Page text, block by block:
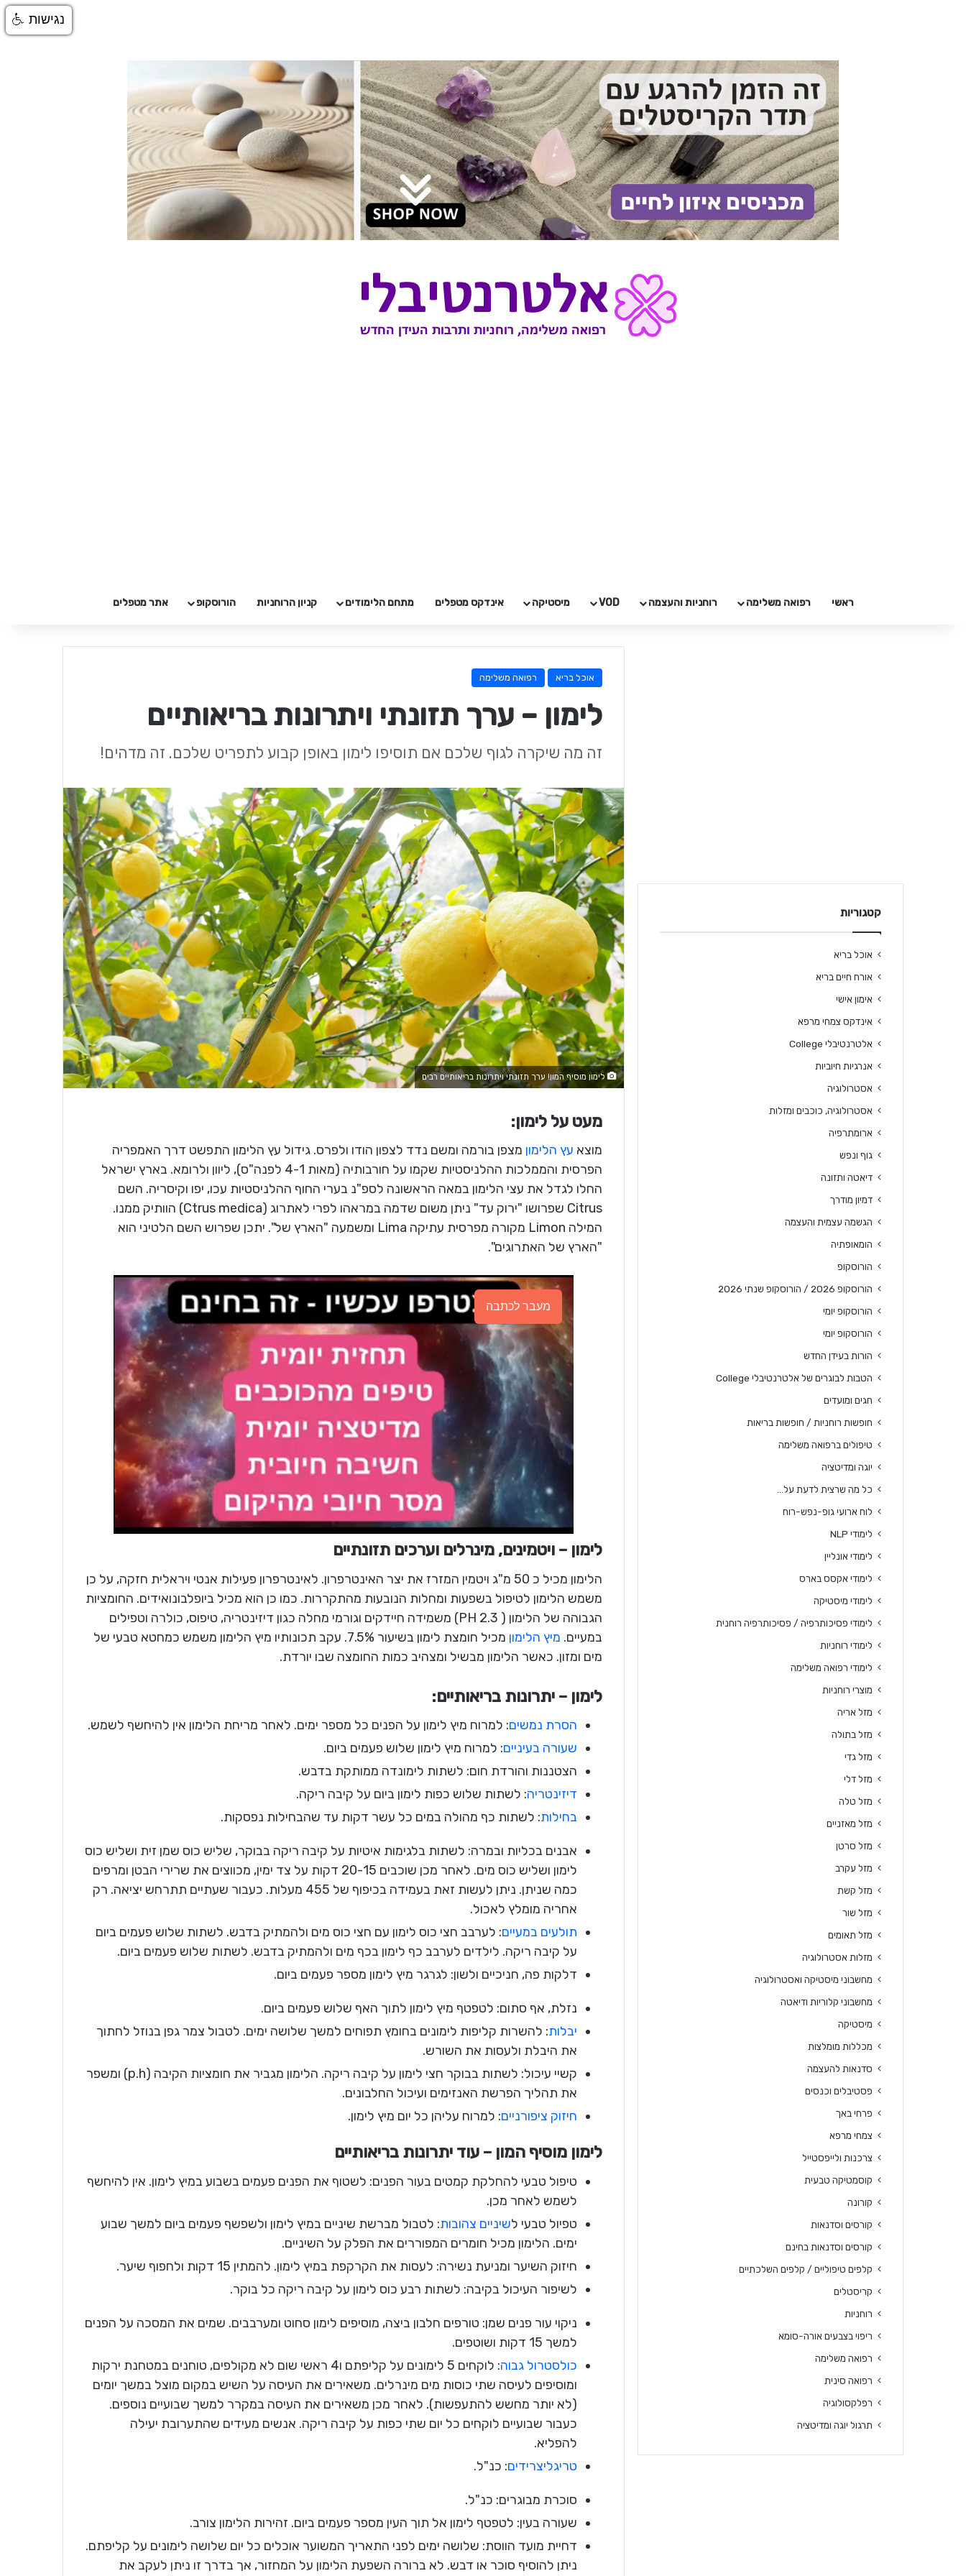
ראשי רפואה משלימה רוחניות והעצמה VOD מיסטיקה אינדקס מטפלים מתחם הלימודים קניון הרוחניות הורוסקופ אתר מטפלים
אוכל בריא רפואה משלימה
לימון – ערך תזונתי ויתרונות בריאותיים
זה מה שיקרה לגוף שלכם אם תוסיפו לימון באופן קבוע לתפריט שלכם. זה מדהים!
לימון מוסיף המון! ערך תזונתי ויתרונות בריאותיים רבים
מעט על לימון:
מוצא עץ הלימון מצפן בורמה ומשם נדד לצפון הודו ולפרס. גידול עץ הלימון התפשט דרך האמפריה
הפרסית והממלכות ההלניסטיות שקמו על חורבותיה (מאות 4-1 לפנה"ס), ליוון ולרומא. בארץ ישראל
החלו לגדל את עצי הלימון במאה הראשונה לספ"נ בערי החוף ההלניסטיות עכו, יפו וקיסריה. השם
Citrus שפרושו "ירוק עד" ניתן משום שדמה במראהו לפרי לאתרוג (Ctrus medica) הוותיק ממנו.
המילה Limon מקורה מפרסית עתיקה Lima ומשמעה "הארץ של". יתכן שפרוש השם הלטיני הוא
"הארץ של האתרוגים".
מעבר לכתבה
לימון – ויטמינים, מינרלים וערכים תזונתיים
הלימון מכיל כ 50 מ"ג ויטמין המזרז את יצר האינטרפרון. לאינטרפרון פעילות אנטי ויראלית חזקה, על כן
משמש הלימון לטיפול בשפעות ומחלות הנובעות מהתקררות. כמו כן הוא מכיל ביופלבונואידים. החומציות
הגבוהה של הלימון ( 2.3 PH) משמידה חיידקים וגורמי מחלה כגון דיזינטריה, טיפוס, כולרה וטפילים
במעיים. מיץ הלימון
מכיל חומצת לימון בשיעור 7.5%. עקב תכונותיו מיץ הלימון משמש כמחטא טבעי של
מים ומזון. כאשר הלימון מבשיל ומצהיב כמות החומצה שבו יורדת.
לימון – יתרונות בריאותיים:
הסרת נמשים: למרוח מיץ לימון על הפנים כל מספר ימים. לאחר מריחת הלימון אין להיחשף לשמש.
שעורה בעיניים: למרוח מיץ לימון שלוש פעמים ביום.
הצטננות והורדת חום: לשתות לימונדה ממותקת בדבש.
דיזינטריה: לשתות שלוש כפות לימון ביום על קיבה ריקה.
בחילות: לשתות כף מהולה במים כל עשר דקות עד שהבחילות נפסקות.
אבנים בכליות ובמרה: לשתות בלגימות איטיות על קיבה ריקה בבוקר, שליש כוס שמן זית ושליש כוס
לימון ושליש כוס מים. לאחר מכן שוכבים 20-15 דקות על צד ימין, מכווצים את שרירי הבטן ומרפים
כמה שניתן. ניתן לעשות זאת בעמידה בכיפוף של 455 מעלות. כעבור שעתיים תתרחש יציאה. רק
אחריה מומלץ לאכול.
תולעים במעיים: לערבב חצי כוס לימון עם חצי כוס מים ולהמתיק בדבש. לשתות שלוש פעמים ביום
על קיבה ריקה. לילדים לערבב כף לימון בכף מים ולהמתיק בדבש. לשתות שלוש פעמים ביום.
דלקות פה, חניכיים ולשון: לגרגר מיץ לימון מספר פעמים ביום.
נזלת, אף סתום: לטפטף מיץ לימון לתוך האף שלוש פעמים ביום.
יבלות: להשרות קליפות לימונים בחומץ תפוחים למשך שלושה ימים. לטבול צמר גפן בנוזל לחתוך
את היבלת ולעסות את השורש.
קשיי עיכול: לשתות בבוקר חצי לימון על קיבה ריקה. הלימון מגביר את חומציות הקיבה (p.h) ומשפר
את תהליך הפרשת האנזימים ועיכול החלבונים.
חיזוק ציפורניים: למרוח עליהן כל יום מיץ לימון.
לימון מוסיף המון – עוד יתרונות בריאותיים
טיפול טבעי להחלקת קמטים בעור הפנים: לשטוף את הפנים פעמים בשבוע במיץ לימון. אין להיחשף
לשמש לאחר מכן.
טפיול טבעי לשיניים צהובות: לטבול מברשת שיניים במיץ לימון ולשפשף פעמים ביום למשך שבוע
ימים. הלימון מכיל חומרים המפוררים את הפלק על השיניים.
חיזוק השיער ומניעת נשירה: לעסות את הקרקפת במיץ לימון. להמתין 15 דקות ולחפוף שיער.
לשיפור העיכול בקיבה: לשתות רבע כוס לימון על קיבה ריקה כל בוקר.
ניקוי עור פנים שמן: טורפים חלבון ביצה, מוסיפים לימון סחוט ומערבבים. שמים את המסכה על הפנים
למשך 15 דקות ושוטפים.
כולסטרול גבוה
: לוקחים 5 לימונים על קליפתם ו4 ראשי שום לא מקולפים, טוחנים במטחנת ירקות
ומוסיפים לעיסה שתי כוסות מים מינרלים. משאירים את העיסה על השיש במקום מוצל במשך יומים
(לא יותר מחשש להתעפשות). לאחר מכן משאירים את העיסה במקרר למשך שבועיים נוספים.
כעבור שבועיים לוקחים כל יום שתי כפות על קיבה ריקה. אנשים מעידים שהתערובת יעילה
להפליא.
טריגליצרידים: כנ"ל.
סוכרת מבוגרים: כנ"ל.
שעורה בעין: לטפטף לימון אל תוך העין מספר פעמים ביום. זהירות הלימון צורב.
דחיית מועד הווסת: שלושה ימים לפני התאריך המשוער אוכלים כל יום שלושה לימונים על קליפתם.
ניתן להוסיף סוכר או דבש. לא ברורה השפעת הלימון על המחזור, אך בדרך זו ניתן לעקב את
קטגוריות
אוכל בריא
אורח חיים בריא
אימון אישי
אינדקס צמחי מרפא
אלטרנטיבלי College
אנרגיות חיוביות
אסטרולוגיה
אסטרולוגיה, כוכבים ומזלות
ארומתרפיה
גוף ונפש
דיאטה ותזונה
דמיון מודרך
הגשמה עצמית והעצמה
הומאופתיה
הורוסקופ
הורוסקופ 2026 / הורוסקופ שנתי 2026
הורוסקופ יומי
הורוסקופ יומי
הורות בעידן החדש
הטבות לבוגרים של אלטרנטיבלי College
חגים ומועדים
חופשות רוחניות / חופשות בריאות
טיפולים ברפואה משלימה
יוגה ומדיטציה
כל מה שרצית לדעת על…
לוח ארועי גופ-נפש-רוח
לימודי NLP
לימודי אונליין
לימודי אקסס בארס
לימודי מיסטיקה
לימודי פסיכותרפיה / פסיכותרפיה רוחנית
לימודי רוחניות
לימודי רפואה משלימה
מוצרי רוחניות
מזל אריה
מזל בתולה
מזל גדי
מזל דלי
מזל טלה
מזל מאזניים
מזל סרטן
מזל עקרב
מזל קשת
מזל שור
מזל תאומים
מזלות אסטרולוגיה
מחשבוני מיסטיקה ואסטרולוגיה
מחשבוני קלוריות ודיאטה
מיסטיקה
מכללות מומלצות
סדנאות להעצמה
פסטיבלים וכנסים
פרחי באך
צמחי מרפא
צרכנות ולייפסטייל
קוסמטיקה טבעית
קורונה
קורסים וסדנאות
קורסים וסדנאות בחינם
קלפים טיפוליים / קלפים השלכתיים
קריסטלים
רוחניות
ריפוי בצבעים אורה-סומא
רפואה משלימה
רפואה סינית
רפלקסולוגיה
תרגול יוגה ומדיטציה
נגישות